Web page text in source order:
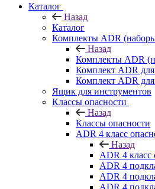
Каталог
Назад
Каталог
Комплекты ADR
Назад
Комплекты ADR
Комплект ADR для
Комплект ADR для
Ящик для инструментов
Классы опасности
Назад
Классы опасности
ADR 4 класс
Назад
ADR 4 класс
ADR 4
ADR 4
ADR 4